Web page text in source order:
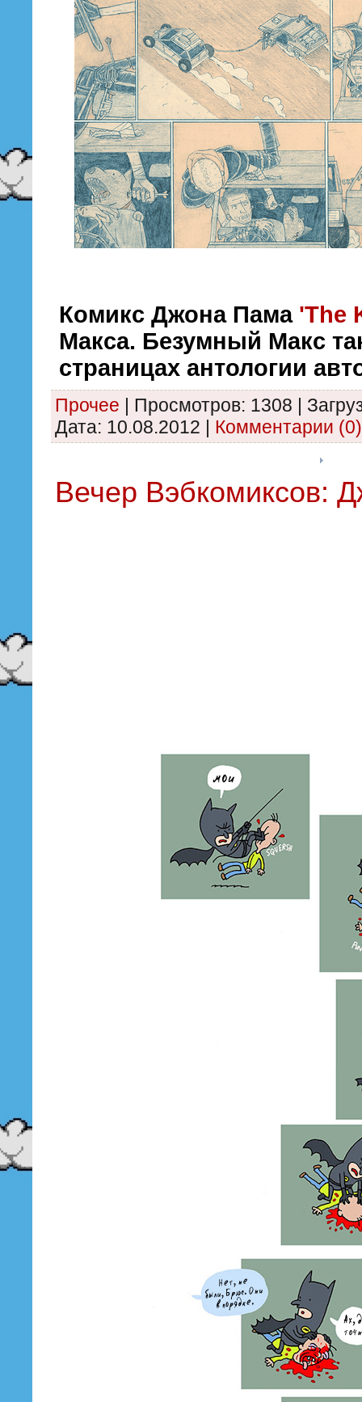
Комикс Джона Пама 'The
Макса. Безумный Макс
страницах антологии
Прочее | Просмотров: 1308 |
Дата: 10.08.2012 | Комментарии (0)
Вечер Вэбкомиксов: